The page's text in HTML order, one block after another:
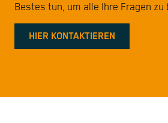
Bestes tun, um alle Ihre Fragen zu
HIER KONTAKTIEREN